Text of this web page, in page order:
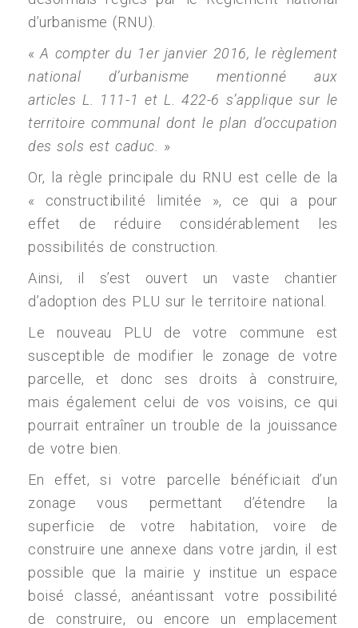
d’urbanisme (RNU).
«A compter du 1er janvier 2016, le règlement
national d’urbanisme mentionné aux
articles L. 111-1 et L. 422-6 s’applique sur le
territoire communal dont le plan d’occupation
des sols est caduc.
»
Or, la règle principale du RNU est celle de la
« constructibilité limitée », ce qui a pour
effet de réduire considérablement les
possibilités de construction.
Ainsi, il s’est ouvert un vaste chantier
d’adoption des PLU sur le territoire national.
Le nouveau PLU de votre commune est
susceptible de modifier le zonage de votre
parcelle, et donc ses droits à construire,
mais également celui de vos voisins, ce qui
pourrait entraîner un trouble de la jouissance
de votre bien.
En effet, si votre parcelle bénéficiait d’un
zonage vous permettant d’étendre la
superficie de votre habitation, voire de
construire une annexe dans votre jardin, il est
possible que la mairie y institue un espace
boisé classé, anéantissant votre possibilité
de construire, ou encore un emplacement